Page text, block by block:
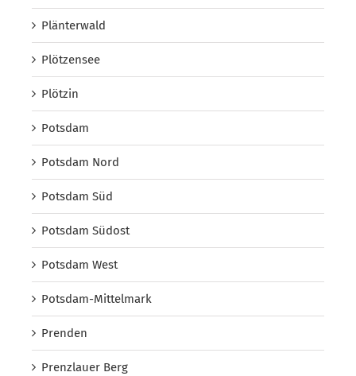
Plänterwald
Plötzensee
Plötzin
Potsdam
Potsdam Nord
Potsdam Süd
Potsdam Südost
Potsdam West
Potsdam-Mittelmark
Prenden
Prenzlauer Berg